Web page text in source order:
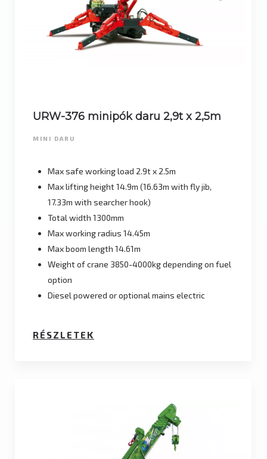
URW-376 minipók daru 2,9t x 2,5m
MINI DARU
Max safe working load 2.9t x 2.5m
Max lifting height 14.9m (16.63m with fly jib,
17.33m with searcher hook)
Total width 1300mm
Max working radius 14.45m
Max boom length 14.61m
Weight of crane 3850-4000kg depending on fuel
option
Diesel powered or optional mains electric
RÉSZLETEK